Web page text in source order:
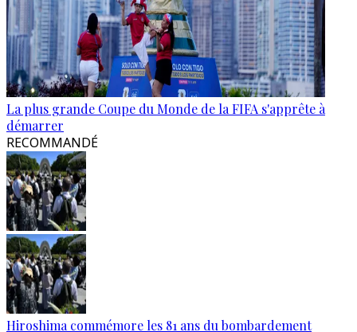
La plus grande Coupe du Monde de la FIFA s'apprête à
démarrer
RECOMMANDÉ
Hiroshima commémore les 81 ans du bombardement